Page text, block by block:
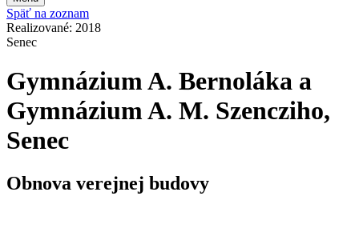
Späť na zoznam
Realizované: 2018
Senec
Gymnázium A. Bernoláka a
Gymnázium A. M. Szencziho,
Senec
Obnova verejnej budovy